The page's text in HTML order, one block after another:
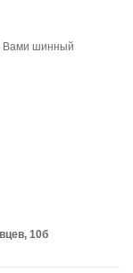
Вами шинный
10б